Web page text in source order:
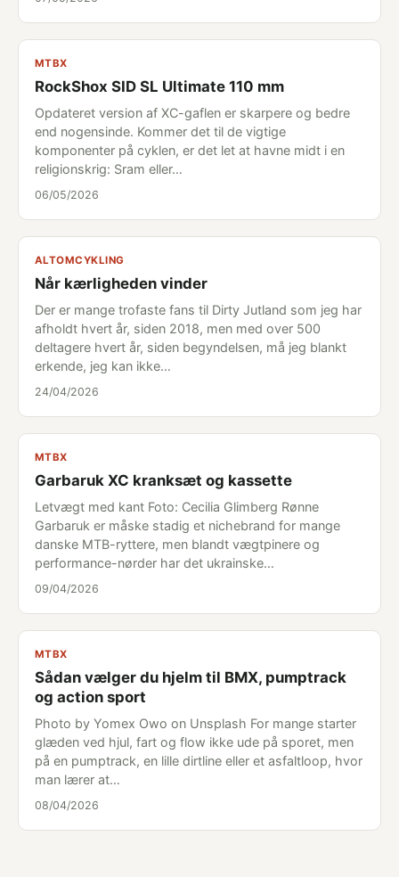
MTBX
RockShox SID SL Ultimate 110 mm
Opdateret version af XC-gaflen er skarpere og bedre
end nogensinde. Kommer det til de vigtige
komponenter på cyklen, er det let at havne midt i en
religionskrig: Sram eller…
06/05/2026
ALTOMCYKLING
Når kærligheden vinder
Der er mange trofaste fans til Dirty Jutland som jeg har
afholdt hvert år, siden 2018, men med over 500
deltagere hvert år, siden begyndelsen, må jeg blankt
erkende, jeg kan ikke…
24/04/2026
MTBX
Garbaruk XC kranksæt og kassette
Letvægt med kant Foto: Cecilia Glimberg Rønne
Garbaruk er måske stadig et nichebrand for mange
danske MTB-ryttere, men blandt vægtpinere og
performance-nørder har det ukrainske…
09/04/2026
MTBX
Sådan vælger du hjelm til BMX, pumptrack
og action sport
Photo by Yomex Owo on Unsplash For mange starter
glæden ved hjul, fart og flow ikke ude på sporet, men
på en pumptrack, en lille dirtline eller et asfaltloop, hvor
man lærer at…
08/04/2026